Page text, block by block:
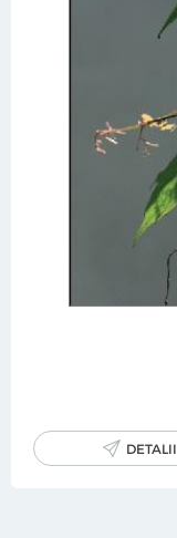
DETALII